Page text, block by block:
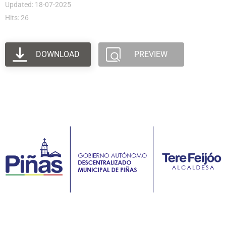
Updated: 18-07-2025
Hits: 26
DOWNLOAD PREVIEW